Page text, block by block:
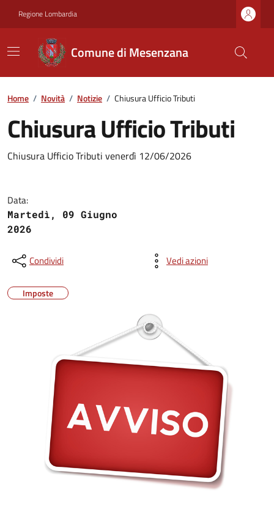
Regione Lombardia
Comune di Mesenzana
Home / Novità / Notizie / Chiusura Ufficio Tributi
Chiusura Ufficio Tributi
Chiusura Ufficio Tributi venerdì 12/06/2026
Data:
Martedì, 09 Giugno
2026
Condividi Vedi azioni
Imposte